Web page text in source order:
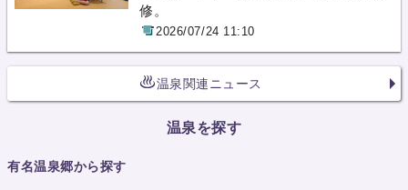
修。
2026/07/24 11:10
温泉関連ニュース
温泉を探す
有名温泉郷から探す